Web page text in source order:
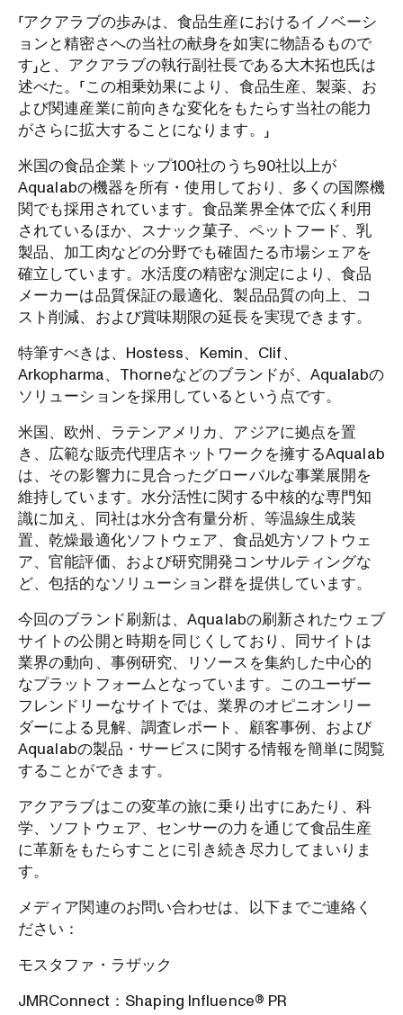
「アクアラブの歩みは、食品生産におけるイノベーシ
ョンと精密さへの当社の献身を如実に物語るもので
す」と、アクアラブの執行副社長である大木拓也氏は
述べた。「この相乗効果により、食品生産、製薬、お
よび関連産業に前向きな変化をもたらす当社の能力
がさらに拡大することになります。」
米国の食品企業トップ100社のうち90社以上が
Aqualabの機器を所有・使用しており、多くの国際機
関でも採用されています。食品業界全体で広く利用
されているほか、スナック菓子、ペットフード、乳
製品、加工肉などの分野でも確固たる市場シェアを
確立しています。水活度の精密な測定により、食品
メーカーは品質保証の最適化、製品品質の向上、コ
スト削減、および賞味期限の延長を実現できます。
特筆すべきは、Hostess、Kemin、Clif、
Arkopharma、Thorneなどのブランドが、Aqualabの
ソリューションを採用しているという点です。
米国、欧州、ラテンアメリカ、アジアに拠点を置
き、広範な販売代理店ネットワークを擁するAqualab
は、その影響力に見合ったグローバルな事業展開を
維持しています。水分活性に関する中核的な専門知
識に加え、同社は水分含有量分析、等温線生成装
置、乾燥最適化ソフトウェア、食品処方ソフトウェ
ア、官能評価、および研究開発コンサルティングな
ど、包括的なソリューション群を提供しています。
今回のブランド刷新は、Aqualabの刷新されたウェブ
サイトの公開と時期を同じくしており、同サイトは
業界の動向、事例研究、リソースを集約した中心的
なプラットフォームとなっています。このユーザー
フレンドリーなサイトでは、業界のオピニオンリー
ダーによる見解、調査レポート、顧客事例、および
Aqualabの製品・サービスに関する情報を簡単に閲覧
することができます。
アクアラブはこの変革の旅に乗り出すにあたり、科
学、ソフトウェア、センサーの力を通じて食品生産
に革新をもたらすことに引き続き尽力してまいりま
す。
メディア関連のお問い合わせは、以下までご連絡く
ださい：
モスタファ・ラザック
JMRConnect：Shaping Influence® PR